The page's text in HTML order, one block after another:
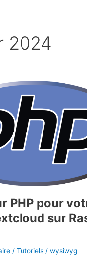
2024
PHP pour
sur
/Tutoriels /wysiwyg